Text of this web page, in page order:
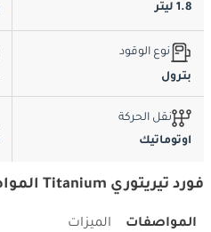
1.8 ليتر
نوع الوقود
بترول
نقل الحركة
اوتوماتيك
فورد تيريتوري Titanium المواصفات والميزات
المواصفات الميزات